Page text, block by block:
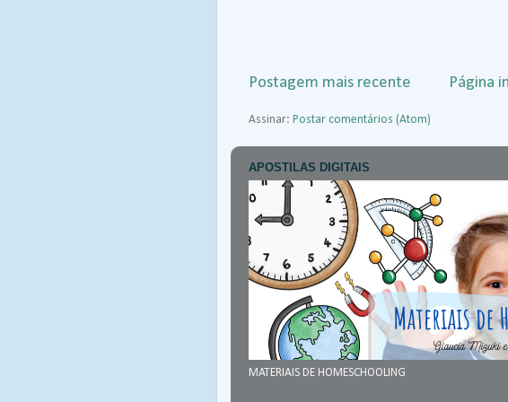
Postagem mais recente Página
Assinar: Postar comentários (Atom)
APOSTILAS DIGITAIS
MATERIAIS DE HOMESCHOOLING